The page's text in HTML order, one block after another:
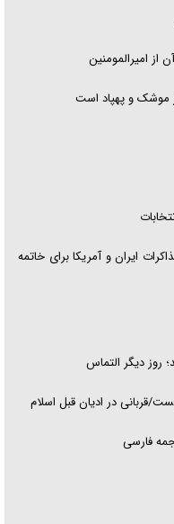
از امیرالمومنین
موشک و پهپاد است
ایران و آمریکا برای خاتمه
روز دیگر التماس
قربانی در ادیان قبل اسلام
فارسی